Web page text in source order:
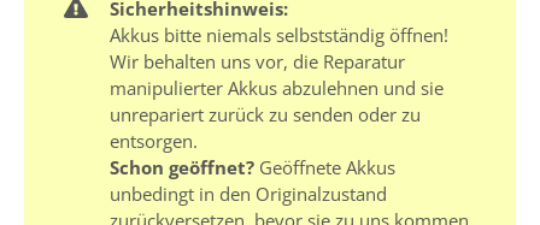
Sicherheitshinweis:
Akkus bitte niemals selbstständig öffnen!
Wir behalten uns vor, die Reparatur
manipulierter Akkus abzulehnen und sie
unrepariert zurück zu senden oder zu
entsorgen.
Schon geöffnet? Geöffnete Akkus
unbedingt in den Originalzustand
zurückversetzen, bevor sie zu uns kommen.